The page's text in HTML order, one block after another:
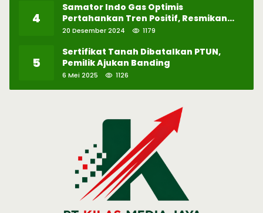
4
Samator Indo Gas Optimis
Pertahankan Tren Positif, Resmikan
Pabrik Hidrogen ke-57 di Batam
20 Desember 2024 1179
5
Sertifikat Tanah Dibatalkan PTUN,
Pemilik Ajukan Banding
6 Mei 2025 1126